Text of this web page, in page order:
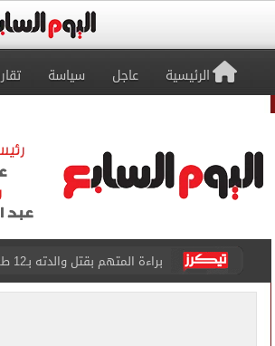
الرئيسية عاجل سياسة
براءة المتهم بقتل والدته بـ12 طعنة والشروع في قتل شقيقته بالشرقية
بيتسو موسيماني مديرا فنيا